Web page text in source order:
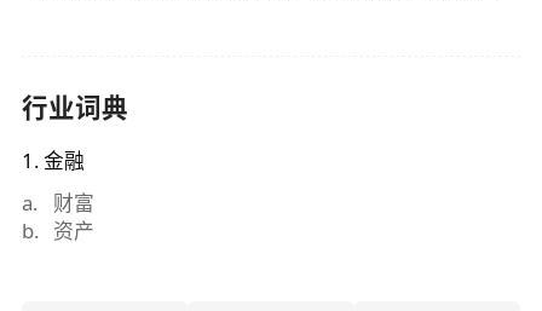
行业词典
1 .金融
a.
财富
b. 资产